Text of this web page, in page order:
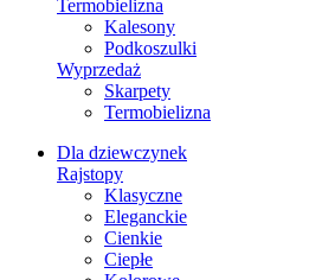
Termobielizna
Kalesony
Podkoszulki
Wyprzedaż
Skarpety
Termobielizna
Dla dziewczynek
Rajstopy
Klasyczne
Eleganckie
Cienkie
Ciepłe